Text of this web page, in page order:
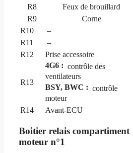
R8
Feux de brouillard
R9
Corne
R10
–
R11
–
R12
Prise accessoire
R13
4G6 : contrôle des
ventilateurs
BSY, BWC : contrôle
moteur
R14
Avant-ECU
Boitier relais compartiment
moteur n°1